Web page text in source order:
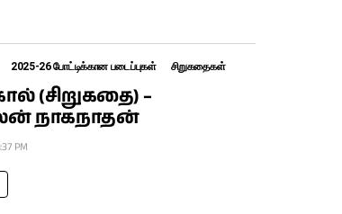
2025-26 போட்டிக்கான படைப்புகள் சிறுகதைகள்
(சிறுகதை) –
நாகநாதன்
PM